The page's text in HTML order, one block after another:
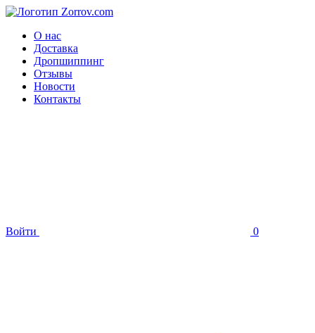
О нас
Доставка
Дропшиппинг
Отзывы
Новости
Контакты
Войти 0